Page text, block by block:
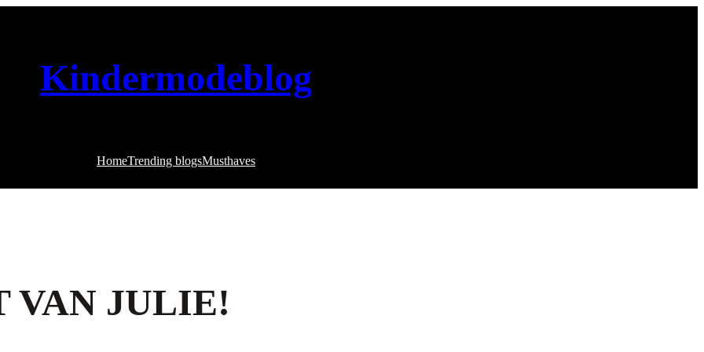
Kindermodeblog
HomeTrending blogsMusthaves
VAN JULIE!